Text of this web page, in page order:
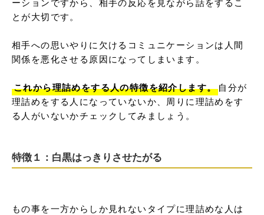
とが大切です。
相手への思いやりに欠けるコミュニケーションは人間
関係を悪化させる原因になってしまいます。
これから理詰めをする人の特徴を紹介します。 自分が
理詰めをする人になっていないか、周りに理詰めをす
る人がいないかチェックしてみましょう。
特徴１：白黒はっきりさせたがる
もの事を一方からしか見れないタイプに理詰めな人は